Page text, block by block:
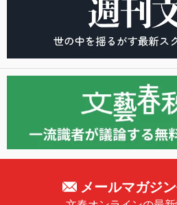
メールマガジ